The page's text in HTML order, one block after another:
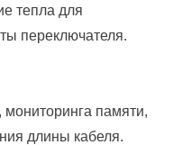
тепла для
переключателя.
памяти,
длины кабеля.